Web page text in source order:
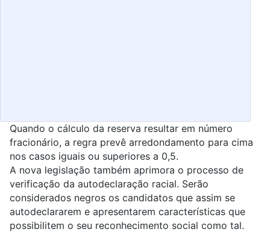
Quando o cálculo da reserva resultar em número
fracionário, a regra prevê arredondamento para cima
nos casos iguais ou superiores a 0,5.
A nova legislação também aprimora o processo de
verificação da autodeclaração racial. Serão
considerados negros os candidatos que assim se
autodeclararem e apresentarem características que
possibilitem o seu reconhecimento social como tal.